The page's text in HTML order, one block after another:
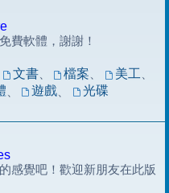
費軟體，謝謝！
文書、 檔案 美工
遊戲
光碟
感覺吧！歡迎新朋友在此版